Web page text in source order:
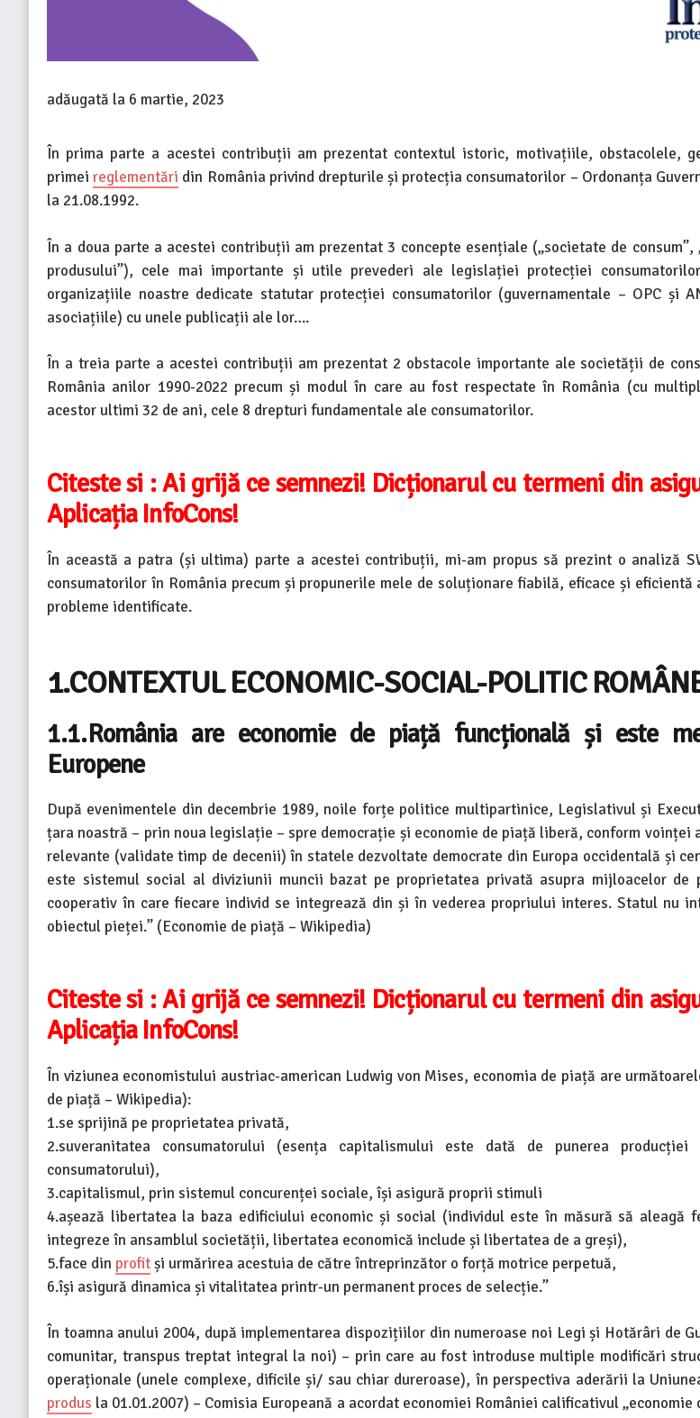
adăugată la 6 martie, 2023
În prima parte a acestei contribuții am prezentat contextul istoric, motivațiile, obstacolele,
primeireglementări din România privind drepturile și protecția consumatorilor – Ordonanța
la 21.08.1992.
În a doua parte a acestei contribuții am prezentat 3 concepte esențiale („societate de consum”,
produsului”), cele mai importante și utile prevederi ale legislației protecției
organizațiile noastre dedicate statutar protecției consumatorilor (guvernamentale – OPC și
asociațiile) cu unele publicații ale lor….
În a treia parte a acestei contribuții am prezentat 2 obstacole importante ale societății de
România anilor 1990-2022 precum și modul în care au fost respectate în România (cu
acestor ultimi 32 de ani, cele 8 drepturi fundamentale ale consumatorilor.
Citeste si :Ai grijă ce semnezi! Dicționarul cu termeni din
Aplicația InfoCons!
În această a patra (și ultima) parte a acestei contribuții, mi-am propus să prezint o analiză
consumatorilor în România precum și propunerile mele de soluționare fiabilă, eficace și eficientă
probleme identificate.
1.CONTEXTUL ECONOMIC-SOCIAL-POLITIC
1.1.România are economie de piață funcțională și este
Europene
După evenimentele din decembrie 1989, noile forțe politice multipartinice, Legislativul și
țara noastră – prin noua legislație – spre democrație și economie de piață liberă, conform voinței
relevante (validate timp de decenii) în statele dezvoltate democrate din Europa occidentală și
este sistemul social al diviziunii muncii bazat pe proprietatea privată asupra mijloacelor de
cooperativ în care fiecare individ se integrează din și în vederea propriului interes. Statul nu
obiectul pieței.” (Economie de piață – Wikipedia)
Citeste si :Ai grijă ce semnezi! Dicționarul cu termeni din
Aplicația InfoCons!
În viziunea economistului austriac-american Ludwig von Mises, economia de piață are
de piață – Wikipedia):
1.se sprijină pe proprietatea privată,
2.suveranitatea consumatorului (esența capitalismului este dată de punerea producției
consumatorului),
3.capitalismul, prin sistemul concurenței sociale, își asigură proprii stimuli
4.așează libertatea la baza edificiului economic și social (individul este în măsură să aleagă
integreze în ansamblul societății, libertatea economică include și libertatea de a greși),
5.face din profitși urmărirea acestuia de către întreprinzător o forță motrice perpetuă,
6.își asigură dinamica și vitalitatea printr-un permanent proces de selecție.”
În toamna anului 2004, după implementarea dispozițiilor din numeroase noi Legi și Hotărâri de
comunitar, transpus treptat integral la noi) – prin care au fost introduse multiple modificări
operaționale (unele complexe, dificile și/ sau chiar dureroase), în perspectiva aderării la
produs la 01.01.2007) – Comisia Europeană a acordat economiei României calificativul